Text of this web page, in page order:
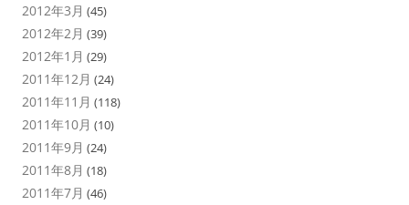
2012年3月 (45)
2012年2月 (39)
2012年1月 (29)
2011年12月 (24)
2011年11月 (118)
2011年10月 (10)
2011年9月 (24)
2011年8月 (18)
2011年7月 (46)